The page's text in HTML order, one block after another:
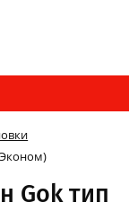
Gok тип